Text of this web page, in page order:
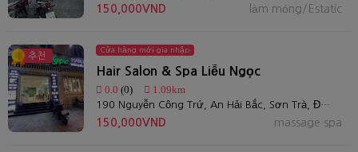
làm móng/Estatic
150,000VND
추천
Cửa hàng mới gia nhập
Hair Salon & Spa Liễu Ngọc
0.0 (0) 1.09km
190 Nguyễn Công Trứ, An Hải Bắc, Sơn Trà, Đà Nẵng
massage spa
150,000VND